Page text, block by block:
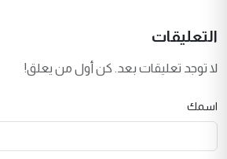
التعليقات
لا توجد تعليقات بعد. كن أول من يعلق!
اسمك